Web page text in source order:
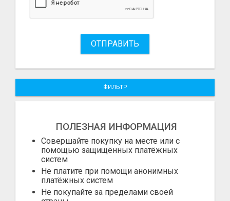
ОТПРАВИТЬ
ФИЛЬТР
ПОЛЕЗНАЯ ИНФОРМАЦИЯ
Совершайте покупку на месте или с
помощью защищённых платёжных
систем
Не платите при помощи анонимных
платёжных систем
Не покупайте за пределами своей